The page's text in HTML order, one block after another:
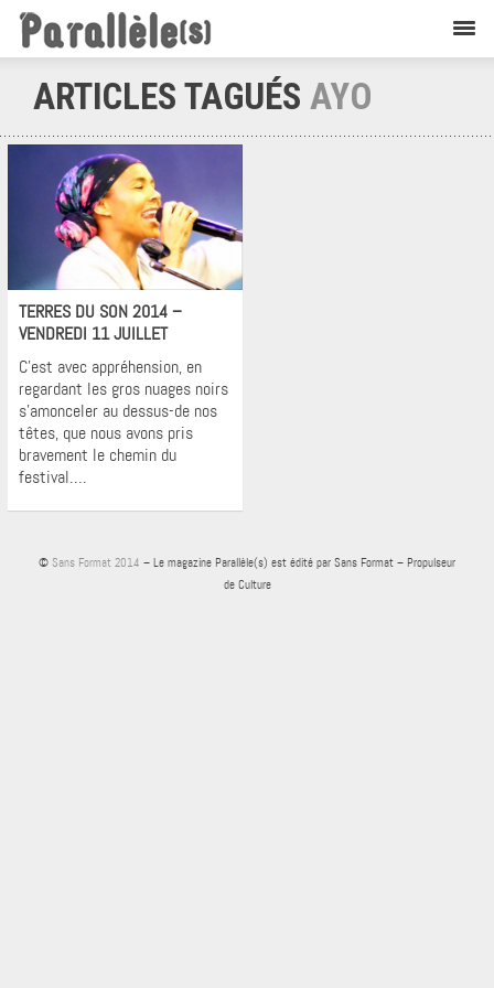
ARTICLES TAGUÉS AYO
Flashback
TERRES DU SON 2014 –
VENDREDI 11 JUILLET
C’est avec appréhension, en
regardant les gros nuages noirs
s’amonceler au dessus-de nos
têtes, que nous avons pris
bravement le chemin du
festival….
© Sans Format 2014 – Le magazine Parallèle(s) est édité par Sans Format – Propulseur
de Culture